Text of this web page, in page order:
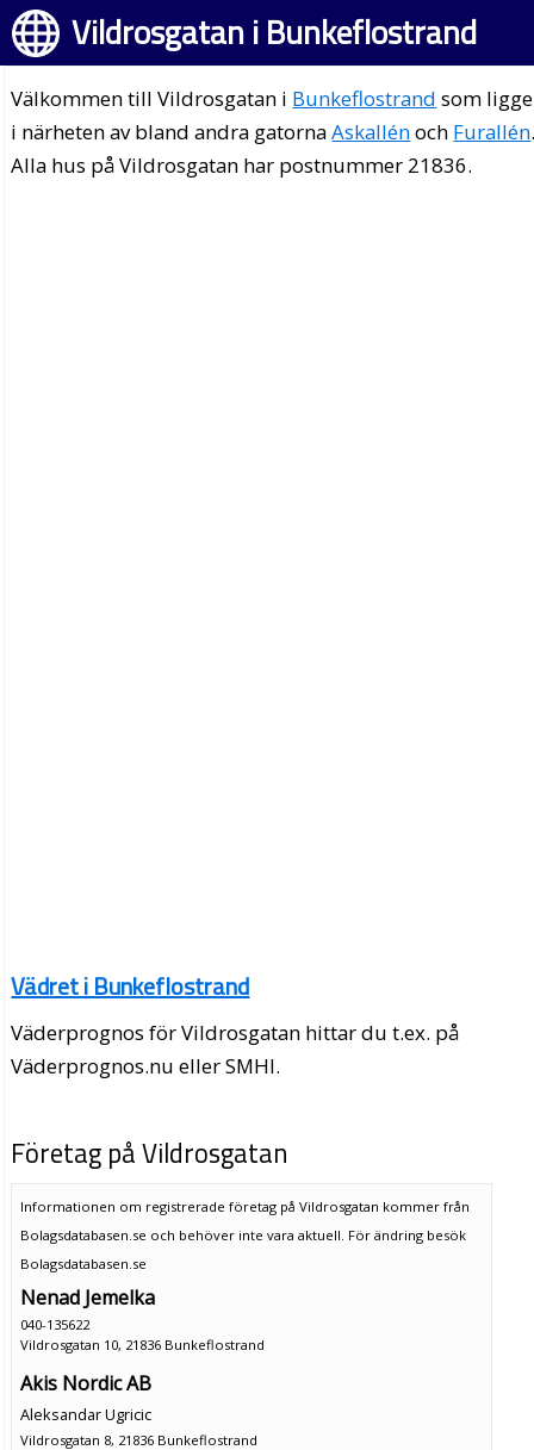
Vildrosgatan i Bunkeflostrand
Välkommen till Vildrosgatan i Bunkeflostrand som
i närheten av bland andra gatornaAskallénoch Furallén
Alla hus på Vildrosgatan har postnummer 21836.
Vädret i Bunkeflostrand
Väderprognos för Vildrosgatan hittar du t.ex. på
Väderprognos.nu eller SMHI.
Företag på Vildrosgatan
Informationen om registrerade företag på Vildrosgatan kommer från
Bolagsdatabasen.se och behöver inte vara aktuell. För ändring besök
Bolagsdatabasen.se
Nenad Jemelka
040-135622
Vildrosgatan 10, 21836 Bunkeflostrand
Akis Nordic AB
Aleksandar Ugricic
Vildrosgatan 8, 21836 Bunkeflostrand